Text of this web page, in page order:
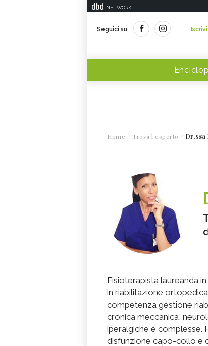
NETWORK
Seguici su
Home Trova l'esperto Dr.ssa
Fisioterapista laureanda
in riabilitazione
competenza gestione
cronica meccanica,
iperalgiche e complesse.
disfunzione capo-collo e